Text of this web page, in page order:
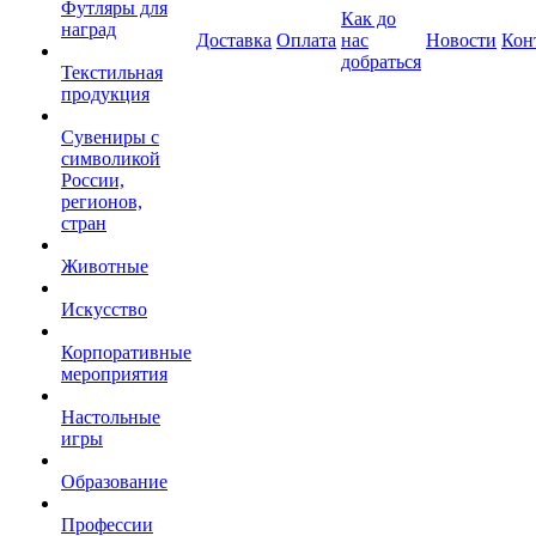
Футляры для
наград
Текстильная
продукция
Сувениры с
символикой
России,
регионов,
стран
Животные
Искусство
Корпоративные
мероприятия
Настольные
игры
Образование
Профессии
Доставка Оплата
Как до
нас
добраться
Новости